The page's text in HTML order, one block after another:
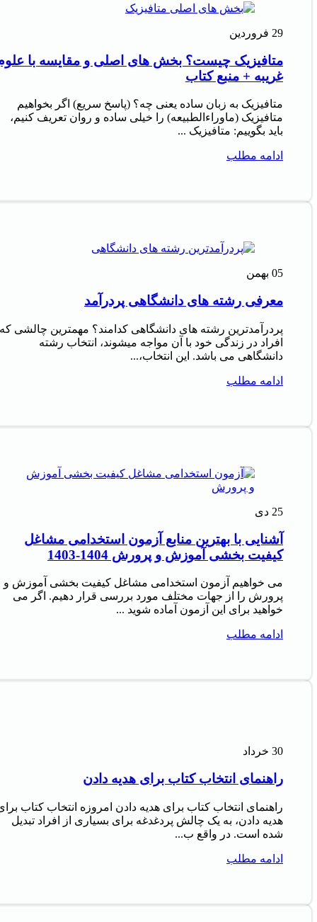
29 فروردین
متافیزیک چیست؟ بخش های اصلی و مقایسه با
غریبه + منبع کتاب
متافیزیک به زبان ساده یعنی چه؟ (پاسخ سریع) اگر بخواهیم
متافیزیک (ماوراءالطبیعه) را خیلی ساده و روان تعریف کنیم،
باید بگوییم: متافیزیک ...
ادامه مطلب
05 بهمن
معرفی رشته های دانشگاهی پردرآمد
پردرآمدترین رشته های دانشگاهی کدامند؟ مهمترین چالشی که
افراد در زندگی خود با آن مواجه میشوند، انتخاب رشته
دانشگاهی می باشد. این انتخاب،...
ادامه مطلب
25 دی
آشنایی با بهترین منابع آزمون استخدامی مشاغل
کیفیت بخشی آموزش و پرورش 1404-1403
می خواهیم آزمون استخدامی مشاغل کیفیت بخشی آموزش و
پرورش را از جهات مختلف مورد بررسی قرار دهیم. اگر می
خواهید برای این آزمون آماده شوید ...
ادامه مطلب
30 خرداد
راهنمای انتخاب کتاب برای هدیه دادن
راهنمای انتخاب کتاب برای هدیه دادن امروزه انتخاب کتاب
هدیه دادن، به یک چالش پردغدغه برای بسیاری از افراد تبدیل
شده است. در واقع ب...
ادامه مطلب